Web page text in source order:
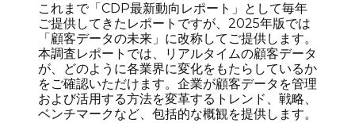
これまで「CDP最新動向レポート」として毎年
ご提供してきたレポートですが、2025年版では
「顧客データの未来」に改称してご提供します。
本調査レポートでは、リアルタイムの顧客データ
が、どのように各業界に変化をもたらしているか
をご確認いただけます。企業が顧客データを管理
および活用する方法を変革するトレンド、戦略、
ベンチマークなど、包括的な概観を提供します。